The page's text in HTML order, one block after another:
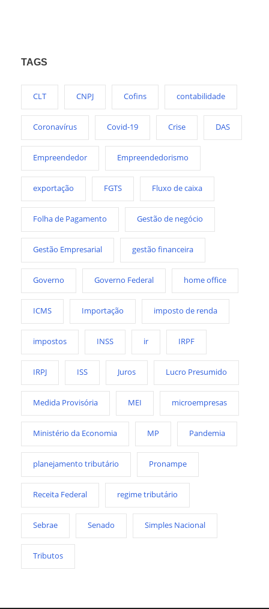
TAGS
CLT CNPJ Cofins contabilidade
Coronavírus Covid-19 Crise DAS
Empreendedor Empreendedorismo
exportação FGTS Fluxo de caixa
Folha de Pagamento Gestão de negócio
Gestão Empresarial gestão financeira
Governo Governo Federal home office
ICMS Importação imposto de renda
impostos INSS ir IRPF
IRPJ ISS Juros Lucro Presumido
Medida Provisória MEI microempresas
Ministério da Economia MP Pandemia
planejamento tributário Pronampe
Receita Federal regime tributário
Sebrae Senado Simples Nacional
Tributos